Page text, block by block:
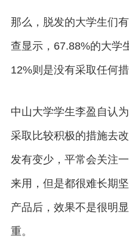
那么，脱发的大学生们
查显示，67.88%的大学
12%则是没有采取任何措
中山大学学生李盈自认
采取比较积极的措施去
发有变少，平常会关注
来用，但是都很难长期
产品后，效果不是很明
重。